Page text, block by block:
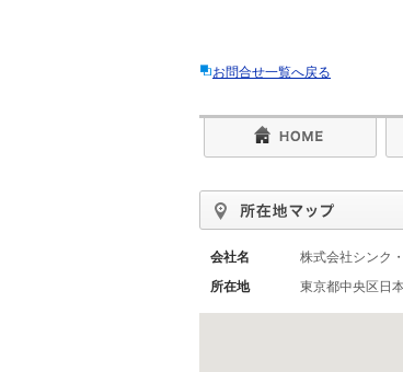
お問合せ一覧へ戻る
会社名
株式会社シンク
所在地
東京都中央区日